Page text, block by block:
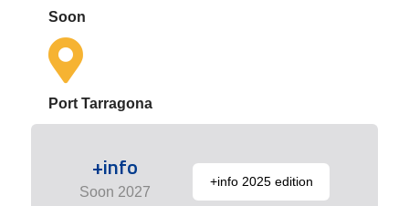
Soon
Port Tarragona
+info
Soon 2027
+info 2025 edition